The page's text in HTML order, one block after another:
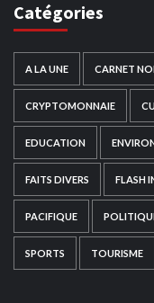
Catégories
A LA UNE CARNET
CRYPTOMONNAIE
EDUCATION
FAITS DIVERS FLASH
PACIFIQUE
SPORTS TOURISME